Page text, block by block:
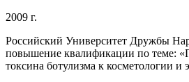
2009 г.
Российский Университет Дружбы
повышение квалификации по теме:
токсина ботулизма к косметологии и